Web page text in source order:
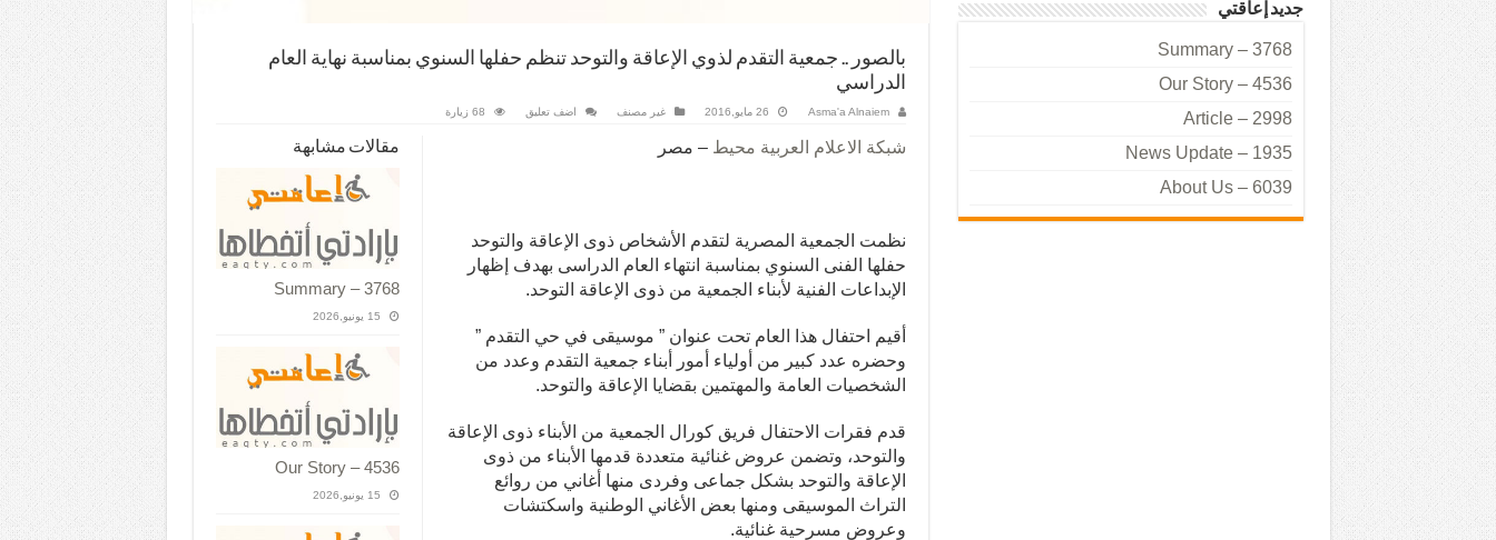
بالصور .. جمعية التقدم لذوي الإعاقة والتوحد تنظم حفلها السنوي بمناسبة نهاية العام
الدراسي
Asma'a Alnaiem 26 مايو,2016 غير مصنف اضف تعليق 68 زيارة
مقالات مشابهة
Summary – 3768
15 يونيو,2026
Our Story – 4536
15 يونيو,2026
شبكة الاعلام العربية محيط – مصر
نظمت الجمعية المصرية لتقدم الأشخاص ذوى الإعاقة والتوحد
حفلها الفنى السنوي بمناسبة انتهاء العام الدراسى بهدف إظهار
الإبداعات الفنية لأبناء الجمعية من ذوى الإعاقة التوحد.
أقيم احتفال هذا العام تحت عنوان ” موسيقى في حي التقدم ”
وحضره عدد كبير من أولياء أمور أبناء جمعية التقدم وعدد من
الشخصيات العامة والمهتمين بقضايا الإعاقة والتوحد.
قدم فقرات الاحتفال فريق كورال الجمعية من الأبناء ذوى الإعاقة
والتوحد، وتضمن عروض غنائية متعددة قدمها الأبناء من ذوى
الإعاقة والتوحد بشكل جماعى وفردى منها أغاني من روائع
التراث الموسيقى ومنها بعض الأغاني الوطنية واسكتشات
وعروض مسرحية غنائية.
جديد إعاقتي
Summary – 3768
Our Story – 4536
Article – 2998
News Update – 1935
About Us – 6039